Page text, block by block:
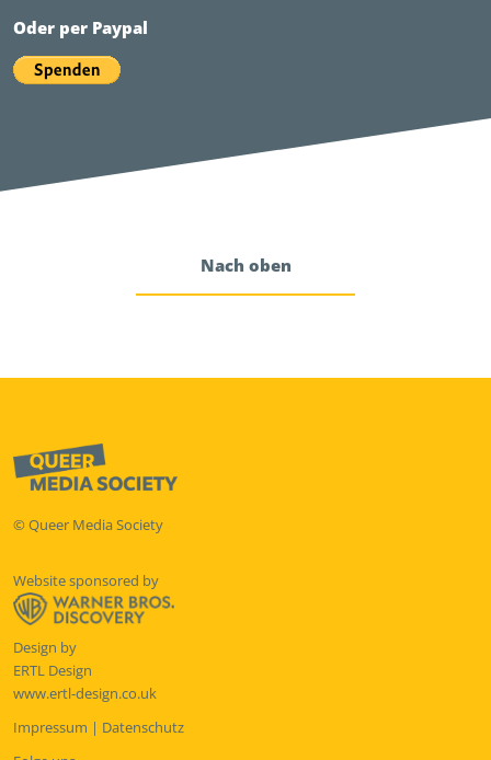
Oder per Paypal
Nach oben
© Queer Media Society
Website sponsored by
Design by
ERTL Design
www.ertl-design.co.uk
Impressum | Datenschutz